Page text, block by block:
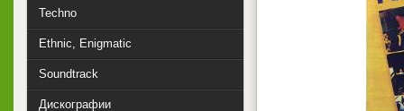
Techno
Ethnic, Enigmatic
Soundtrack
Дискографии